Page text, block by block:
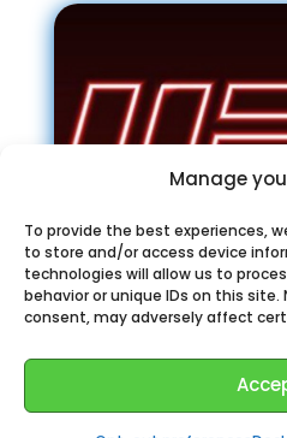
Manage
To provide the best experiences,
to store and/or access device
technologies will allow us to
behavior or unique IDs on this
consent, may adversely affect
Peleas